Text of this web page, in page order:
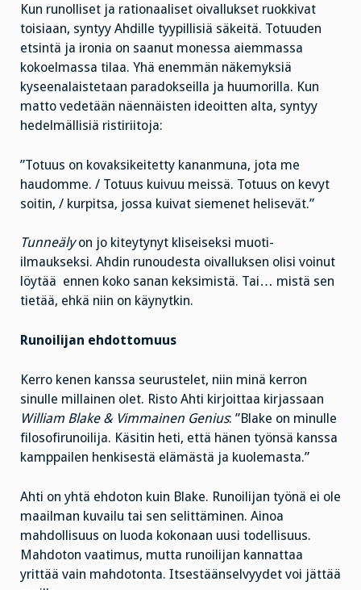
Kun runolliset ja rationaaliset oivallukset ruokkivat
toisiaan, syntyy Ahdille tyypillisiä säkeitä. Totuuden
etsintä ja ironia on saanut monessa aiemmassa
kokoelmassa tilaa. Yhä enemmän näkemyksiä
kyseenalaistetaan paradokseilla ja huumorilla. Kun
matto vedetään näennäisten ideoitten alta, syntyy
hedelmällisiä ristiriitoja:
”Totuus on kovaksikeitetty kananmuna, jota me
haudomme. / Totuus kuivuu meissä. Totuus on kevyt
soitin, / kurpitsa, jossa kuivat siemenet helisevät.”
Tunneälyon jo kiteytynyt kliseiseksi muoti-
ilmaukseksi. Ahdin runoudesta oivalluksen olisi voinut
löytää ennen koko sanan keksimistä. Tai… mistä sen
tietää, ehkä niin on käynytkin.
Runoilijan ehdottomuus
Kerro kenen kanssa seurustelet, niin minä kerron
sinulle millainen olet. Risto Ahti kirjoittaa kirjassaan
William Blake & Vimmainen Genius: ”Blake on minulle
filosofirunoilija. Käsitin heti, että hänen työnsä kanssa
kamppailen henkisestä elämästä ja kuolemasta.”
Ahti on yhtä ehdoton kuin Blake. Runoilijan työnä ei ole
maailman kuvailu tai sen selittäminen. Ainoa
mahdollisuus on luoda kokonaan uusi todellisuus.
Mahdoton vaatimus, mutta runoilijan kannattaa
yrittää vain mahdotonta. Itsestäänselvyydet voi jättää